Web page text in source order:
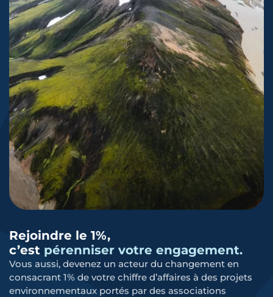
Rejoindre le 1%,
c’est pérenniser votre engagement.
Vous aussi, devenez un acteur du changement en
consacrant 1% de votre chiffre d’affaires à des projets
environnementaux portés par des associations